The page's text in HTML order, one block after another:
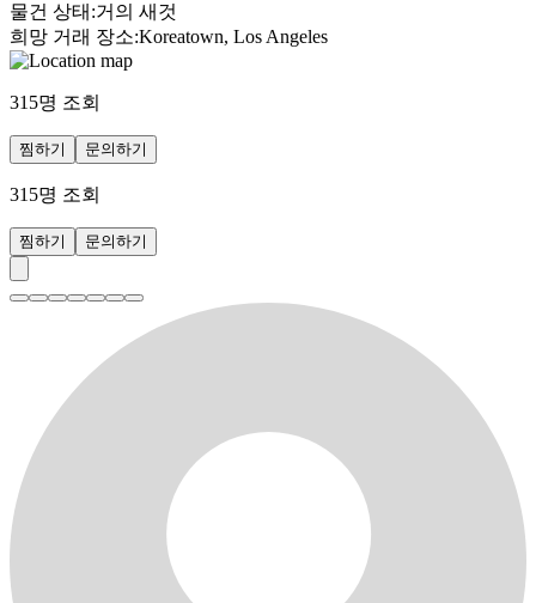
물건 상태 :거의 새것
희망 거래 장소:Koreatown, Los Angeles
315명 조회
찜하기 문의하기
315명 조회
찜하기 문의하기